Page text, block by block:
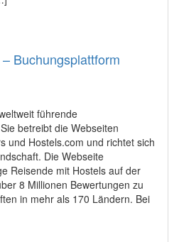
Buchungsplattform
führende
betreibt die Webseiten
und Hostels.com und richtet sich
Die Webseite
Reisende mit Hostels auf der
8 Millionen Bewertungen zu
in mehr als 170 Ländern. Bei